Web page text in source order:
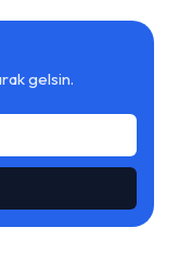
gelsin.